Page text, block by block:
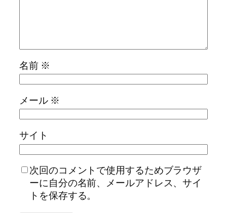
名前 ※
メール ※
サイト
次回のコメントで使用するためブラウザ
ーに自分の名前、メールアドレス、サイ
トを保存する。